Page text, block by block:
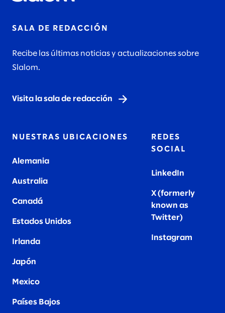
SALA DE REDACCIÓN
Recibe las últimas noticias y actualizaciones sobre
Slalom.
Visita la sala de redacción
NUESTRAS UBICACIONES
Alemania
Australia
Canadá
Estados Unidos
Irlanda
Japón
Mexico
Países Bajos
REDES
SOCIAL
LinkedIn
X (formerly
known as
Twitter)
Instagram